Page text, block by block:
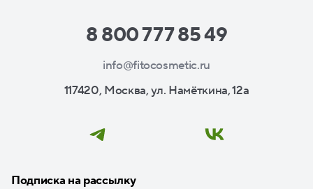
8 800 777 85 49
info@fitocosmetic.ru
117420, Москва, ул. Намёткина, 12а
Подписка на рассылку